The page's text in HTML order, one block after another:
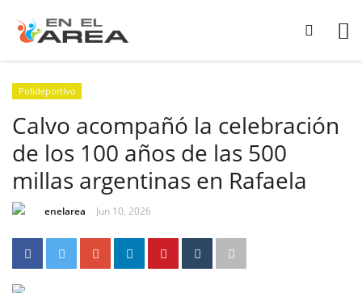
Polideportivo
Calvo acompañó la celebración
de los 100 años de las 500
millas argentinas en Rafaela
enelarea Jun 10, 2026